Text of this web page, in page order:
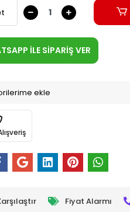
İLE SİPARİŞ VER
ekle
Fiyat Alarmı